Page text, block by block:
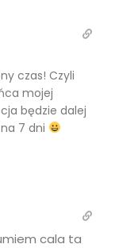
czas! Czyli
mojej
będzie dalej
7 dni
cala ta